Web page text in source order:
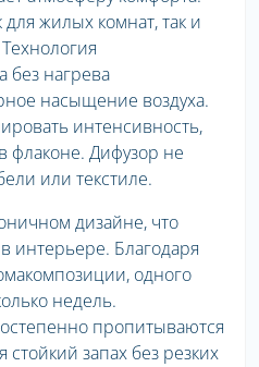
для жилых комнат, так и
без нагрева
насыщение воздуха.
интенсивность,
флаконе. Дифузор не
или текстиле.
дизайне, что
интерьере. Благодаря
одного
недель.
пропитываются
запах без резких